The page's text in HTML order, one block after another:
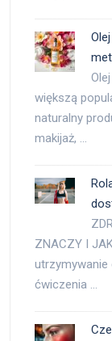
większą
naturalny
makijaż, …
ZNACZY I
utrzymywanie
ćwiczenia …